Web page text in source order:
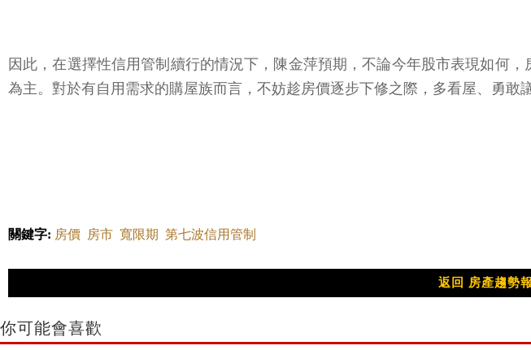
因此，在選擇性信用管制續行的情況下，陳金萍預期，不論今年股市表現如何
為主。對於有自用需求的購屋族而言，不妨趁房價逐步下修之際，多看屋、勇
關鍵字: 房價 房市 寬限期 第七波信用管制
返回 房產趨勢
你可能會喜歡